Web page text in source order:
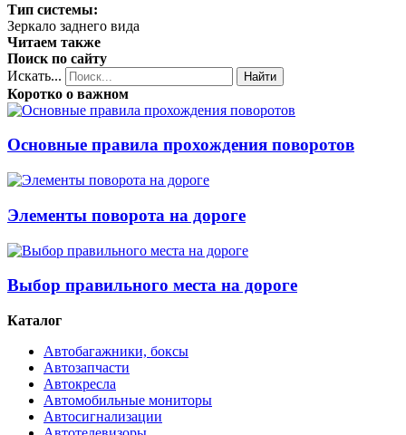
Тип системы:
Зеркало заднего вида
Читаем также
Поиск по сайту
Искать...
Найти
Коротко о важном
Основные правила прохождения поворотов
Элементы поворота на дороге
Выбор правильного места на дороге
Каталог
Автобагажники, боксы
Автозапчасти
Автокресла
Автомобильные мониторы
Автосигнализации